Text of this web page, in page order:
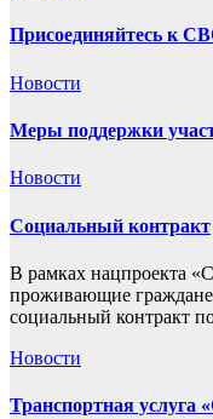
Присоединяйтесь к
Новости
Меры поддержки
Новости
Социальный контракт
В рамках нацпроекта
проживающие
социальный контракт
Новости
Транспортная услуга